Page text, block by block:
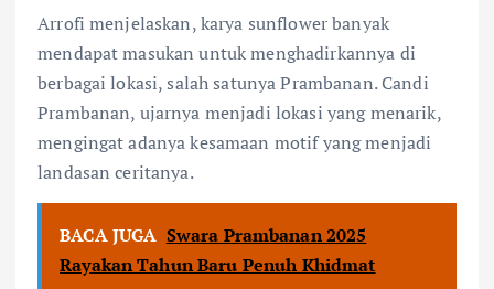
Arrofi menjelaskan, karya sunflower banyak
mendapat masukan untuk menghadirkannya di
berbagai lokasi, salah satunya Prambanan. Candi
Prambanan, ujarnya menjadi lokasi yang menarik,
mengingat adanya kesamaan motif yang menjadi
landasan ceritanya.
BACA JUGA Swara Prambanan 2025
Rayakan Tahun Baru Penuh Khidmat